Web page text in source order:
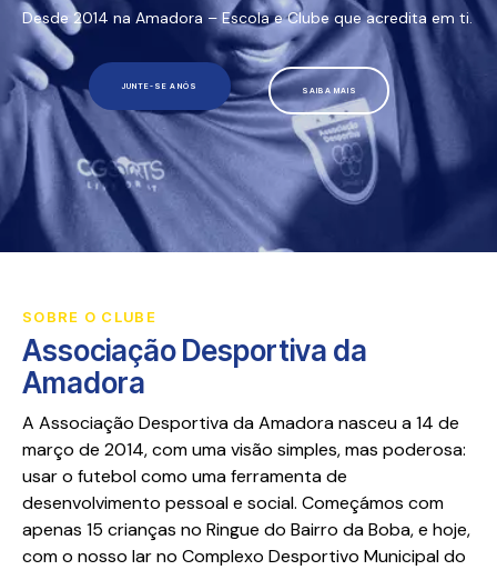
SAIBA MAIS
JUNTE-SE A NÓS
Desde 2014 na Amadora – Escola e Clube que acredita em ti.
SOBRE O CLUBE
Associação Desportiva da
Amadora
A Associação Desportiva da Amadora nasceu a 14 de
março de 2014, com uma visão simples, mas poderosa:
usar o futebol como uma ferramenta de
desenvolvimento pessoal e social. Começámos com
apenas 15 crianças no Ringue do Bairro da Boba, e hoje,
com o nosso lar no Complexo Desportivo Municipal do